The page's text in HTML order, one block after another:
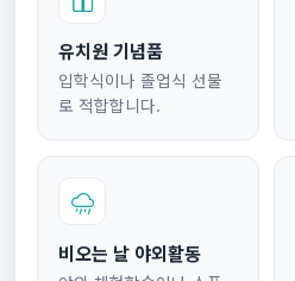
유치원 기념품
입학식이나 졸업식 선물
로 적합합니다.
비오는 날 야외활동